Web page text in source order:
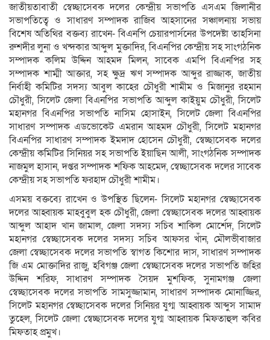
জাতীয়তাবাতী স্বেচ্ছাসেবক দলের কেন্দ্রীয় সভাপতি এসএম জিলানীর
সভাপতিত্বে ও সাধারণ সম্পাদক রাজিব আহসানের সঞ্চালনায় সভায়
বিশেষ অতিথির বক্তব্য রাখেন- বিএনপি চেয়ারপার্সনের উপদেষ্টা তাহসিনা
রুশদীর লুনা ও খন্দকার আব্দুল মুক্তাদির, বিএনপির কেন্দ্রীয় সহ সাংগঠনিক
সম্পাদক কলিম উদ্দিন আহমদ মিলন, সাবেক এমপি বিএনপির সহ
সম্পাদক শাম্মী আক্তার, সহ ক্ষুদ্র ঋণ সম্পাদক আব্দুর রাজ্জাক, জাতীয়
নির্বাহী কমিটির সদস্য আবুল কাহের চৌধুরী শামীম ও মিজানুর রহমান
চৌধুরী, সিলেট জেলা বিএনপির সভাপতি আব্দুল কাইয়ুম চৌধুরী, সিলেট
মহানগর বিএনপির সভাপতি নাসিম হোসাইন, সিলেট জেলা বিএনপির
সাধারণ সম্পাদক এডভোকেট এমরান আহমদ চৌধুরী, সিলেট মহানগর
বিএনপির সাধারণ সম্পাদক ইমদাদ হোসেন চৌধুরী, স্বেচ্ছাসেবক দলের
কেন্দ্রীয় কমিটির সিনিয়র সহ সভাপতি ইয়াছিন আলী, সাংগঠনিক সম্পাদক
নাজমুল হাসান, দপ্তর সম্পাদক শফিক আহমেদ, স্বেচ্ছাসেবক দলের সাবেক
কেন্দ্রীয় সহ সভাপতি ফরহাদ চৌধুরী শামীম।
এসময় বক্তব্যে রাখেন ও উপস্থিত ছিলেন- সিলেট মহানগর স্বেচ্ছাসেবক
দলের আহ্বায়ক মাহবুবুল হক চৌধুরী, জেলা স্বেচ্ছাসেবক দলের আহ্বায়ক
আব্দুল আহাদ খান জামাল, জেলা সদস্য সচিব শাকিল মোর্শেদ, সিলেট
মহানগর স্বেচ্ছাসেবক দলের সদস্য সচিব আফসর খাঁন, মৌলভীবাজার
জেলা স্বেচ্ছাসেবক দলের সভাপতি স্বাগত কিশোর দাস, সাধারণ সম্পাদক
জি এম মোক্তাদির রাজু, হবিগঞ্জ জেলা স্বেচ্ছাসেবক দলের সভাপতি জহির
উদ্দিন শরিফ, সাধারণ সম্পাদক সৈয়দ মুশফিক, সুনামগঞ্জ জেলা
স্বেচ্ছাসেবক দলের সভাপতি সামসুজ্জামান, সাধারণ সম্পাদক মোনাজ্জির,
সিলেট মহানগর স্বেচ্ছাসেবক দলের সিনিয়র যুগ্ম আহ্বায়ক আব্দুস সামাদ
তুহেল, সিলেট জেলা স্বেচ্ছাসেবক দলের যুগ্ম আহ্বায়ক মিফতাহুল কবির
মিফতাহ প্রমুখ।